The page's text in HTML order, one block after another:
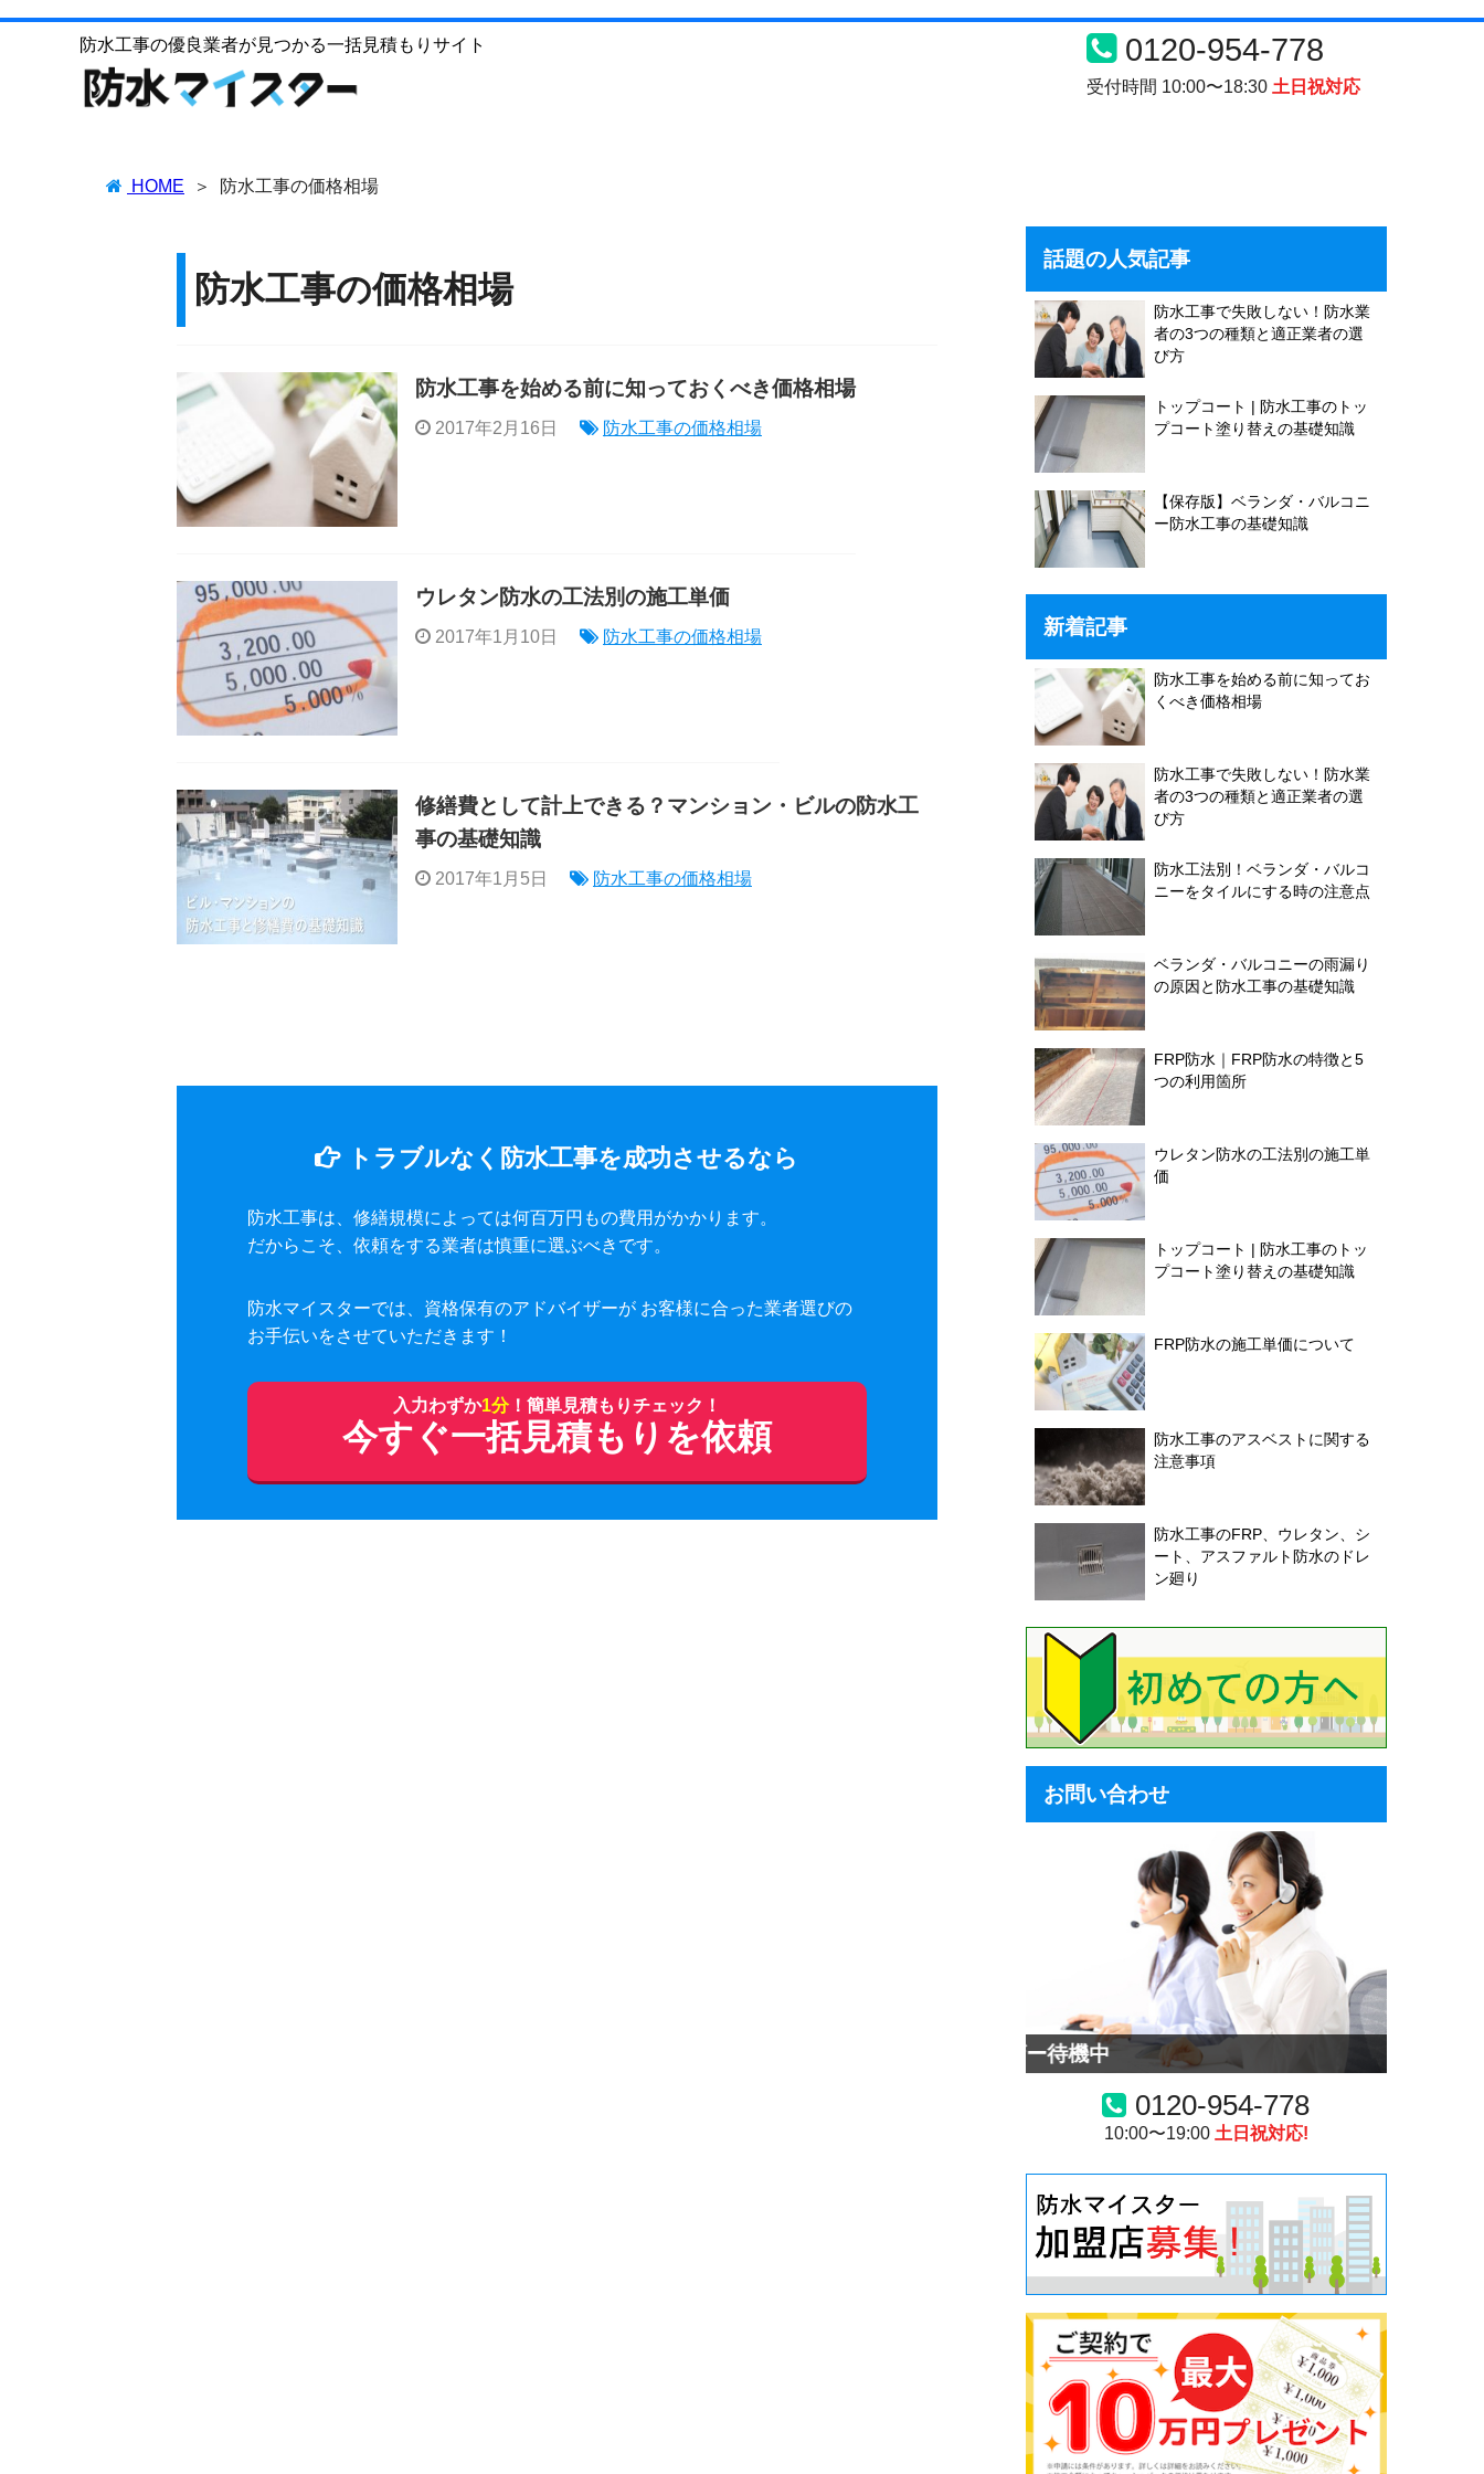
防水工事の優良業者が見つかる一括見積もりサイト 0120-954-778
受付時間 10:00〜18:30 土日祝対応
HOME 防水工事の価格相場
防水工事の価格相場
防水工事を始める前に知っておくべき価格相場
2017年2月16日 防水工事の価格相場
ウレタン防水の工法別の施工単価
2017年1月10日 防水工事の価格相場
修繕費として計上できる？マンション・ビルの防水工
事の基礎知識
2017年1月5日 防水工事の価格相場
トラブルなく防水工事を成功させるなら
防水工事は、修繕規模によっては何百万円もの費用がかかります。
だからこそ、依頼をする業者は慎重に選ぶべきです。
防水マイスターでは、資格保有のアドバイザーが お客様に合った業者選びの
お手伝いをさせていただきます！
入力わずか1分！簡単見積もりチェック！
今すぐ一括見積もりを依頼
話題の人気記事
防水工事で失敗しない！防水業
者の3つの種類と適正業者の選
び方
トップコート | 防水工事のトッ
プコート塗り替えの基礎知識
【保存版】ベランダ・バルコニ
ー防水工事の基礎知識
新着記事
防水工事を始める前に知ってお
くべき価格相場
防水工事で失敗しない！防水業
者の3つの種類と適正業者の選
び方
防水工法別！ベランダ・バルコ
ニーをタイルにする時の注意点
ベランダ・バルコニーの雨漏り
の原因と防水工事の基礎知識
FRP防水｜FRP防水の特徴と5
つの利用箇所
ウレタン防水の工法別の施工単
価
トップコート | 防水工事のトッ
プコート塗り替えの基礎知識
FRP防水の施工単価について
防水工事のアスベストに関する
注意事項
防水工事のFRP、ウレタン、シ
ート、アスファルト防水のドレ
ン廻り
お問い合わせ
アドバイザー待機中
0120-954-778
10:00〜19:00 土日祝対応!